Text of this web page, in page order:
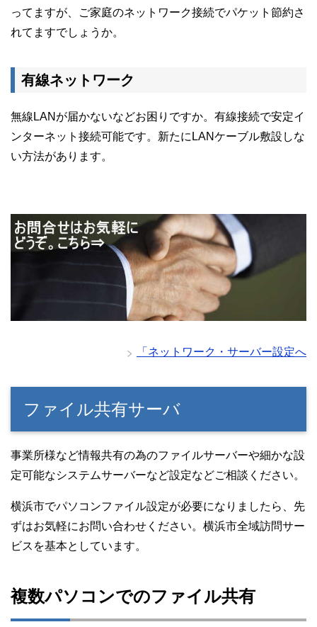
ってますが、ご家庭のネットワーク接続でパケット節約さ
れてますでしょうか。
有線ネットワーク
無線LANが届かないなどお困りですか。有線接続で安定イ
ンターネット接続可能です。新たにLANケーブル敷設しな
い方法があります。
「ネットワーク・サーバー設定へ
ファイル共有サーバ
事業所様など情報共有の為のファイルサーバーや細かな設
定可能なシステムサーバーなど設定などご相談ください。
横浜市でパソコンファイル設定が必要になりましたら、先
ずはお気軽にお問い合わせください。横浜市全域訪問サー
ビスを基本としています。
複数パソコンでのファイル共有